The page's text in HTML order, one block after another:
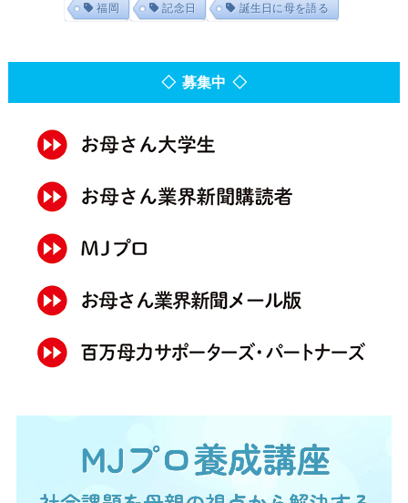
福岡 記念日 誕生日に母を語る
◇ 募集中 ◇